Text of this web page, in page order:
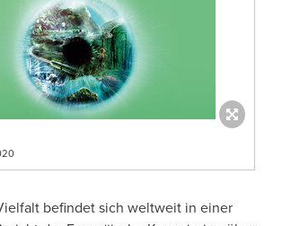
befindet sich weltweit in einer